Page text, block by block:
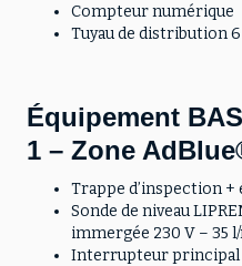
Compteur numérique
Tuyau de distribution
Équipement
1 – Zone
Trappe d’inspection +
Sonde de niveau
immergée 230 V – 35
Interrupteur principal